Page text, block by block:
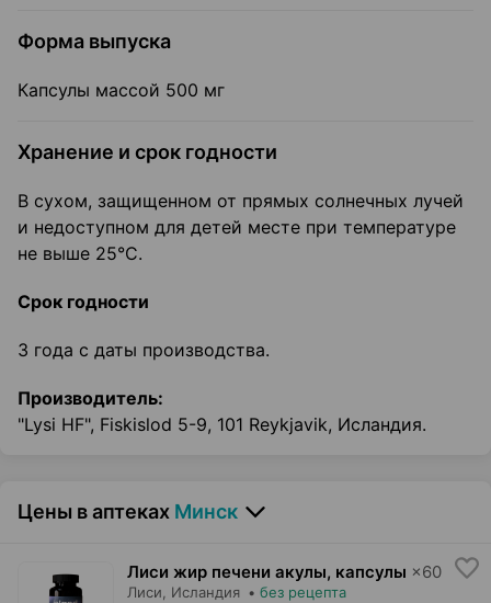
Форма выпуска
Капсулы массой 500 мг
Хранение и срок годности
В сухом, защищенном от прямых солнечных лучей
и недоступном для детей месте при температуре
не выше 25°С.
Срок годности
3 года с даты производства.
Производитель:
"Lysi HF", Fiskislod 5-9, 101 Reykjavik, Исландия.
Цены в аптеках Минск
Лиси жир печени акулы, капсулы ×60
Лиси, Исландия • без рецепта